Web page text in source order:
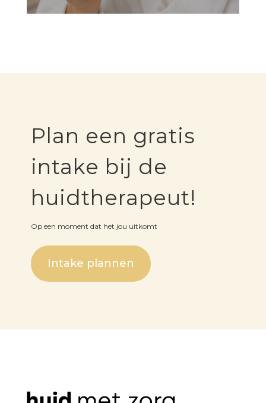
Plan een gratis
intake bij de
huidtherapeut!
Op een moment dat het jou uitkomt
Intake plannen